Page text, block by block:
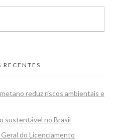
RECENTES
reduz riscos ambientais e
sustentável no Brasil
do Licenciamento